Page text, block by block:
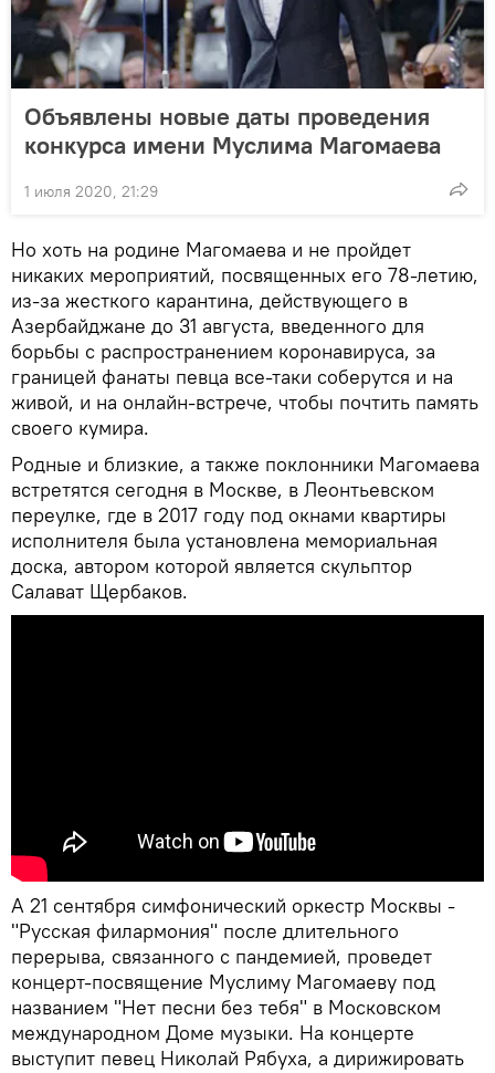
Объявлены новые даты проведения
конкурса имени Муслима Магомаева
1 июля 2020, 21:29
Но хоть на родине Магомаева и не пройдет
никаких мероприятий, посвященных его 78-летию,
из-за жесткого карантина, действующего в
Азербайджане до 31 августа, введенного для
борьбы с распространением коронавируса, за
границей фанаты певца все-таки соберутся и на
живой, и на онлайн-встрече, чтобы почтить память
своего кумира.
Родные и близкие, а также поклонники Магомаева
встретятся сегодня в Москве, в Леонтьевском
переулке, где в 2017 году под окнами квартиры
исполнителя была установлена мемориальная
доска, автором которой является скульптор
Салават Щербаков.
А 21 сентября симфонический оркестр Москвы -
"Русская филармония" после длительного
перерыва, связанного с пандемией, проведет
концерт-посвящение Муслиму Магомаеву под
названием "Нет песни без тебя" в Московском
международном Доме музыки. На концерте
выступит певец Николай Рябуха, а дирижировать